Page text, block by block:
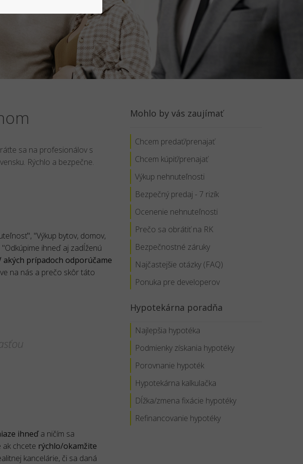
sa na profesionálov s
Rýchlo a bezpečne.
"Výkup bytov, domov,
ihneď aj zadĺženú
akých prípadoch odporúčame
na nás a prečo skôr táto
ihneďa ničím sa
ak chcete rýchlo/okamžite
kancelárie, či sa daná
Mohlo by vás zaujímať
Chcem predať/prenajať
Chcem kúpiť/prenajať
Výkup nehnuteľnosti
Bezpečný predaj - 7 rizík
Ocenenie nehnuteľnosti
Prečo sa obrátiť na RK
Bezpečnostné záruky
Najčastejšie otázky (FAQ)
Ponuka pre developerov
Hypotekárna poradňa
Najlepšia hypotéka
Podmienky získania hypotéky
Porovnanie hypoték
Hypotekárna kalkulačka
Dĺžka/zmena fixácie hypotéky
Refinancovanie hypotéky